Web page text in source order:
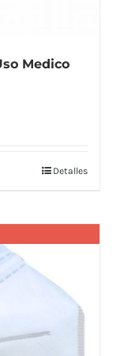
Medico
Detalles